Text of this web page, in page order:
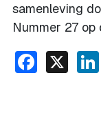
samenleving
Nummer 27 op
X